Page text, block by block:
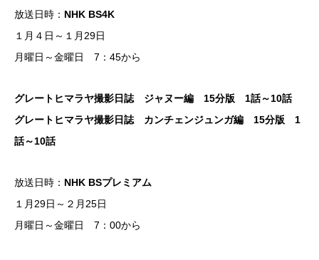
放送日時： NHK BS4K
１月４日～１月29日
月曜日～金曜日 7：45から
グレートヒマラヤ撮影日誌 ジャヌー編 15分版 1話～10話
グレートヒマラヤ撮影日誌 カンチェンジュンガ編 15分版 1
話～10話
放送日時： NHK BSプレミアム
１月29日～２月25日
月曜日～金曜日 7：00から